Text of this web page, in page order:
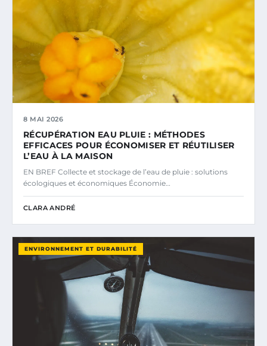
8 MAI 2026
RÉCUPÉRATION EAU PLUIE : MÉTHODES
EFFICACES POUR ÉCONOMISER ET RÉUTILISER
L’EAU À LA MAISON
EN BREF Collecte et stockage de l’eau de pluie : solutions
écologiques et économiques Économie…
CLARA ANDRÉ
ENVIRONNEMENT ET DURABILITÉ